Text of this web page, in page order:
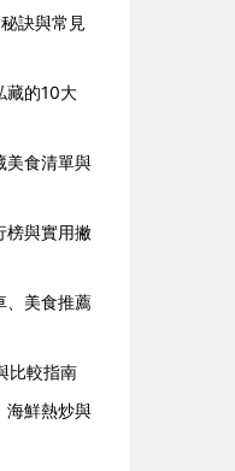
訣與常見
藏的10大
美食清單與
榜與實用撇
、美食推薦
比較指南
海鮮熱炒與